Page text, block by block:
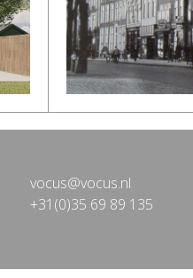
vocus@vocus.nl
+31(0)35 69 89 135